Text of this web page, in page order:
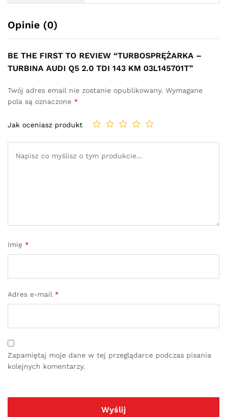
Opinie (0)
BE THE FIRST TO REVIEW “TURBOSPRĘŻARKA –
TURBINA AUDI Q5 2.0 TDI 143 KM 03L145701T”
Twój adres email nie zostanie opublikowany. Wymagane
pola są oznaczone *
Jak oceniasz produkt
Imię *
Adres e-mail *
Zapamiętaj moje dane w tej przeglądarce podczas pisania
kolejnych komentarzy.